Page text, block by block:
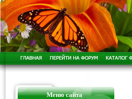
Меню сайта